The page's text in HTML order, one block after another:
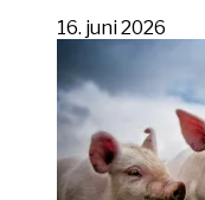
16. juni 2026